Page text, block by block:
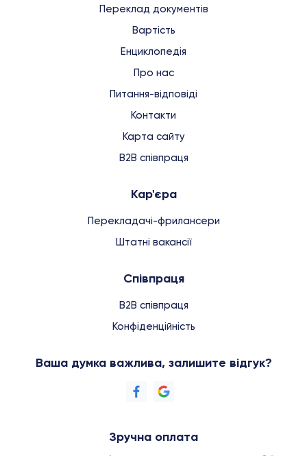
Переклад документів
Вартість
Енциклопедія
Про нас
Питання-відповіді
Контакти
Карта сайту
B2B співпраця
Кар'єра
Перекладачі-фрилансери
Штатні вакансії
Співпраця
B2B співпраця
Конфіденційність
Ваша думка важлива, залишите відгук?
Зручна оплата